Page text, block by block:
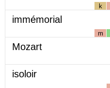
k
immémorial
m
Mozart
isoloir